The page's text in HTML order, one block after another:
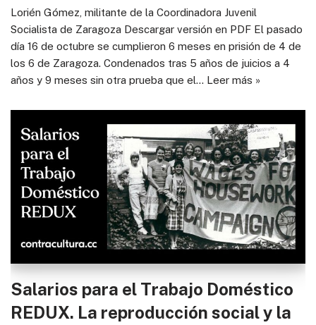
Lorién Gómez, militante de la Coordinadora Juvenil
Socialista de Zaragoza Descargar versión en PDF El pasado
día 16 de octubre se cumplieron 6 meses en prisión de 4 de
los 6 de Zaragoza. Condenados tras 5 años de juicios a 4
años y 9 meses sin otra prueba que el… Leer más »
Salarios para el Trabajo Doméstico
REDUX. La reproducción social y la